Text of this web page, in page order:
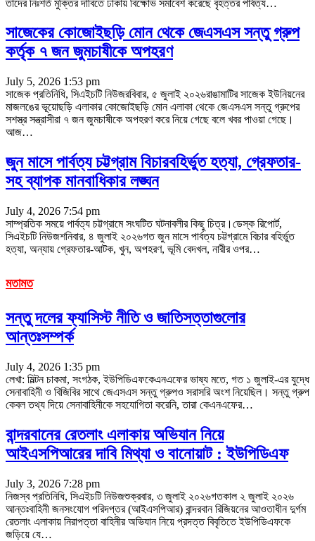
তাঁদের নিঃশর্ত মুক্তির দাবিতে ঢাকায় বিক্ষোভ সমাবেশ করেছে বৃহত্তর পার্বত্য…
সাজেকের কোজোইছড়ি মোন থেকে জেএসএস সন্তু গ্রুপ
কর্তৃক ৭ জন জুমচাষীকে অপহরণ
July 5, 2026 1:53 pm
সাজেক প্রতিনিধি, সিএইচটি নিউজরবিবার, ৫ জুলাই ২০২৬রাঙামাটির সাজেক ইউনিয়নের
মাজলঙের ভূয়োছড়ি এলাকার কোজোইছড়ি মোন এলাকা থেকে জেএসএস সন্তু গ্রুপের
সশস্ত্র সন্ত্রাসীরা ৭ জন জুমচাষীকে অপহরণ করে নিয়ে গেছে বলে খবর পাওয়া গেছে।
আজ…
জুন মাসে পার্বত্য চট্টগ্রাম বিচারবহির্ভুত হত্যা, গ্রেফতার-
সহ ব্যাপক মানবাধিকার লঙ্ঘন
July 4, 2026 7:54 pm
সাম্প্রতিক সময়ে পার্বত্য চট্টগ্রামে সংঘটিত ঘটনাবলীর কিছু চিত্র।ডেস্ক রিপোর্ট,
সিএইচটি নিউজশনিবার, ৪ জুলাই ২০২৬গত জুন মাসে পার্বত্য চট্টগ্রামে বিচার বহির্ভুত
হত্যা, অন্যায় গ্রেফতার-আটক, খুন, অপহরণ, ভূমি বেদখল, নারীর ওপর…
মতামত
সন্তু দলের ফ্যাসিস্ট নীতি ও জাতিসত্তাগুলোর
আন্তঃসম্পর্ক
July 4, 2026 1:35 pm
লেখা: মিল্টন চাকমা, সংগঠক, ইউপিডিএফকেএনএফের ভাষ্য মতে, গত ১ জুলাই-এর যুদ্ধে
সেনাবাহিনী ও বিজিবির সাথে জেএসএস সন্তু গ্রুপও সরাসরি অংশ নিয়েছিল। সন্তু গ্রুপ
কেবল তথ্য দিয়ে সেনাবাহিনীকে সহযোগিতা করেনি, তারা কেএনএফের…
বান্দরবানের রেতলাং এলাকায় অভিযান নিয়ে
আইএসপিআরের দাবি মিথ্যা ও বানোয়াট : ইউপিডিএফ
July 3, 2026 7:28 pm
নিজস্ব প্রতিনিধি, সিএইচটি নিউজশুক্রবার, ৩ জুলাই ২০২৬গতকাল ২ জুলাই ২০২৬
আন্তঃবাহিনী জনসংযোগ পরিদপ্তর (আইএসপিআর) বান্দরবান রিজিয়নের আওতাধীন দুর্গম
রেতলাং এলাকায় নিরাপত্তা বাহিনীর অভিযান নিয়ে প্রদত্ত বিবৃতিতে ইউপিডিএফকে
জড়িয়ে যে…